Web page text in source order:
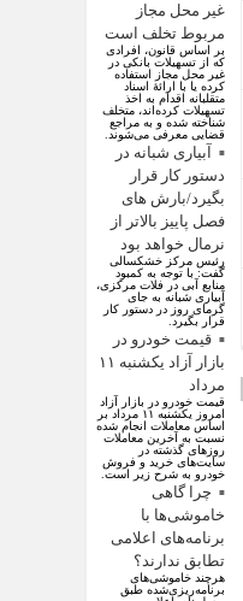
غیر محل مجاز
مربوط تخلف است
بر اساس قانون، افرادی
که از تسهیلات بانکی در
غیر محل مجاز استفاده
کرده یا با ارائۀ اسناد
متقلبانه اقدام به اخذ
تسهیلات کرده‌اند، متخلف
شناخته شده و به مراجع
قضایی معرفی می‌شوند.
آبیاری شبانه در
دستور کار قرار
بگیرد/بارش های
فصل پاییز بالاتر از
نرمال خواهد بود
رئیس مرکز خشکسالی
گفت: با توجه به کمبود
منابع آبی در فلات مرکزی،
آبیاری شبانه به جای
گرمای روز در دستور‌ کار
قرار بگیرد.
قیمت خودرو در
بازار آزاد یکشنبه ۱۱
مرداد
قیمت خودرو در بازار آزاد
امروز یکشنبه ۱۱ مرداد بر
اساس معاملات انجام شده
نسبت به آخرین معاملات
روز‌های گذشته در
سایت‌های خرید و فروش
خودرو به شرح زیر است.
چرا گاهی
خاموشی‌ها با
برنامه‌های اعلامی
تطابق ندارند؟
هرچند خاموشی‌های
برنامه‌ریزی‌شده طبق